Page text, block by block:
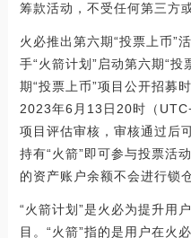
筹款活动，不受任何第三方
火必推出第六期“投票上币”
手“火箭计划”启动第六期“
期“投票上币”项目公开招募
2023年6月13日20时（
项目评估审核，审核通过后
持有“火箭”即可参与投票活
的资产账户余额不会进行锁仓
“火箭计划”是火必为提升用
目。“火箭”指的是用户在火